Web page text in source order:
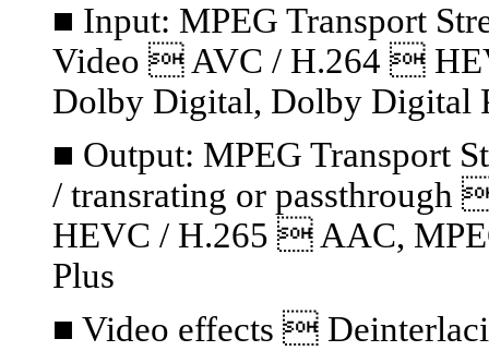
■ Input: MPEG Transport
Video  AVC / H.264 
Dolby Digital, Dolby Digital
■ Output: MPEG Transport
/ transrating or
HEVC / H.265  AAC,
Plus
■ Video effects 